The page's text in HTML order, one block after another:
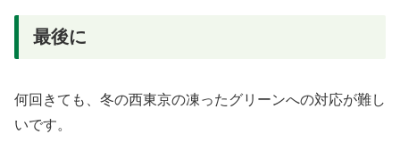
最後に
何回きても、冬の西東京の凍ったグリーンへの対応が難し
いです。